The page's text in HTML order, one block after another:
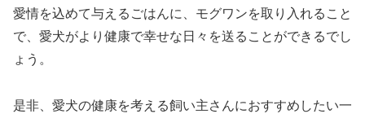
愛情を込めて与えるごはんに、モグワンを取り入れること
で、愛犬がより健康で幸せな日々を送ることができるでし
ょう。
是非、愛犬の健康を考える飼い主さんにおすすめしたい一